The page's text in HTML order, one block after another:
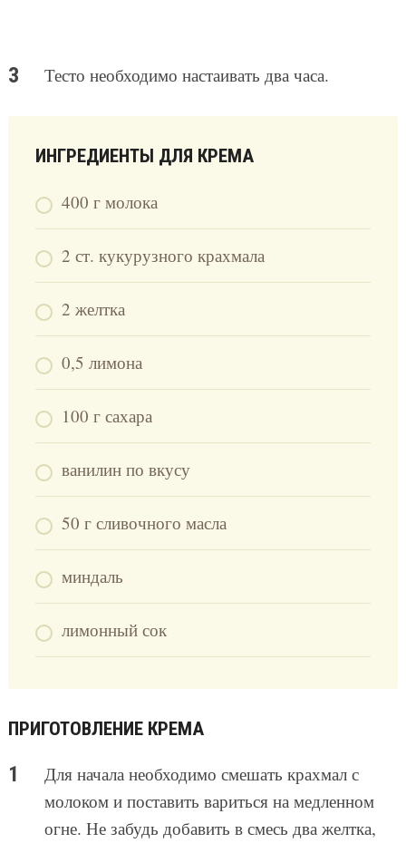
Тесто необходимо настаивать два часа.
ИНГРЕДИЕНТЫ ДЛЯ КРЕМА
400 г молока
2 ст. кукурузного крахмала
2 желтка
0,5 лимона
100 г сахара
ванилин по вкусу
50 г сливочного масла
миндаль
лимонный сок
ПРИГОТОВЛЕНИЕ КРЕМА
Для начала необходимо смешать крахмал с
молоком и поставить вариться на медленном
огне. Не забудь добавить в смесь два желтка,